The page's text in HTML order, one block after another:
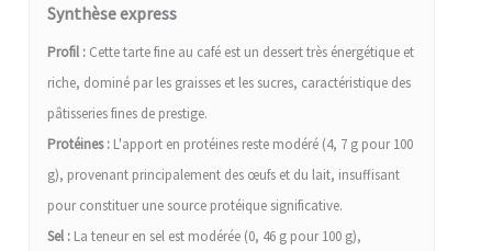
Synthèse express
Profil : Cette tarte fine au café est un dessert très énergétique et
riche, dominé par les graisses et les sucres, caractéristique des
pâtisseries fines de prestige.
Protéines : L'apport en protéines reste modéré (4, 7 g pour 100
g), provenant principalement des œufs et du lait, insuffisant
pour constituer une source protéique significative.
Sel : La teneur en sel est modérée (0, 46 g pour 100 g),